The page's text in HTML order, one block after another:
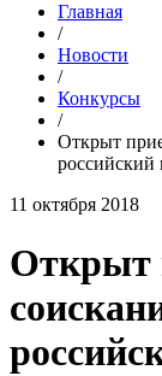
Главная
/
Новости
/
Конкурсы
/
Открыт
российский
11 октября 2018
Открыт